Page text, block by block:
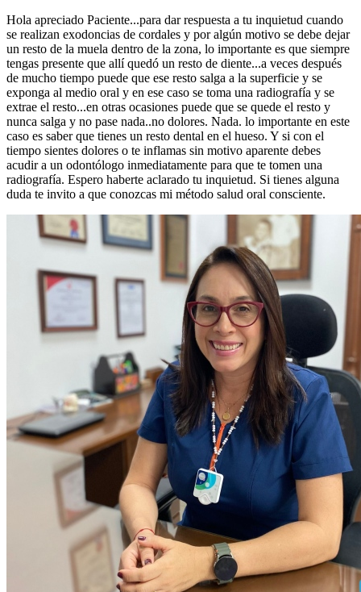
Hola apreciado Paciente...para dar respuesta a tu inquietud cuando
se realizan exodoncias de cordales y por algún motivo se debe dejar
un resto de la muela dentro de la zona, lo importante es que siempre
tengas presente que allí quedó un resto de diente...a veces después
de mucho tiempo puede que ese resto salga a la superficie y se
exponga al medio oral y en ese caso se toma una radiografía y se
extrae el resto...en otras ocasiones puede que se quede el resto y
nunca salga y no pase nada..no dolores. Nada. lo importante en este
caso es saber que tienes un resto dental en el hueso. Y si con el
tiempo sientes dolores o te inflamas sin motivo aparente debes
acudir a un odontólogo inmediatamente para que te tomen una
radiografía. Espero haberte aclarado tu inquietud. Si tienes alguna
duda te invito a que conozcas mi método salud oral consciente.